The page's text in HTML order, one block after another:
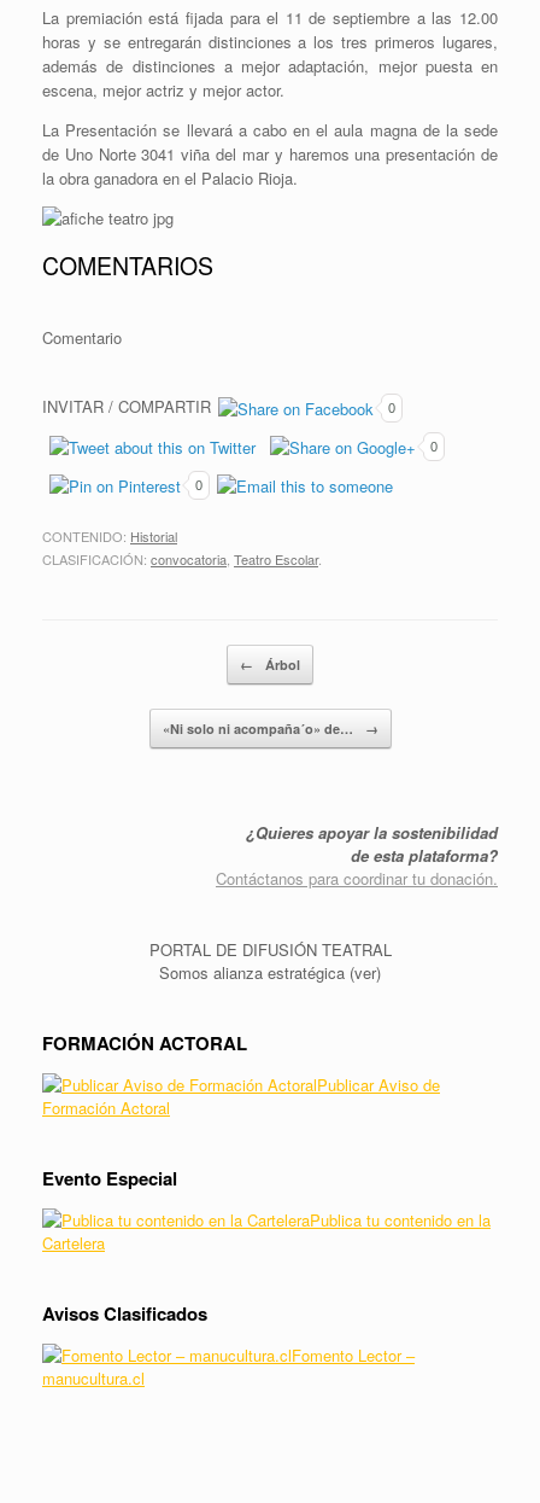
La premiación está fijada para el 11 de septiembre a las 12.00
horas y se entregarán distinciones a los tres primeros lugares,
además de distinciones a mejor adaptación, mejor puesta en
escena, mejor actriz y mejor actor.
La Presentación se llevará a cabo en el aula magna de la sede
de Uno Norte 3041 viña del mar y haremos una presentación de
la obra ganadora en el Palacio Rioja.
COMENTARIOS
Comentario
INVITAR / COMPARTIR 0
0
0
CONTENIDO: Historial
CLASIFICACIÓN: convocatoria Teatro Escolar.
← Árbol
«Ni solo ni acompaña´o» de… →
¿Quieres apoyar la sostenibilidad
de esta plataforma?
Contáctanos para coordinar tu donación.
PORTAL DE DIFUSIÓN TEATRAL
Somos alianza estratégica (ver)
FORMACIÓN ACTORAL
Publicar Aviso de
Formación Actoral
Evento Especial
Publica tu contenido en la
Cartelera
Avisos Clasificados
Fomento Lector –
manucultura.cl